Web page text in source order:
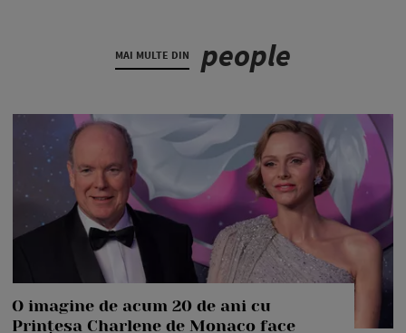
MAI MULTE DIN people
O imagine de acum 20 de ani cu
Prințesa Charlene de Monaco face